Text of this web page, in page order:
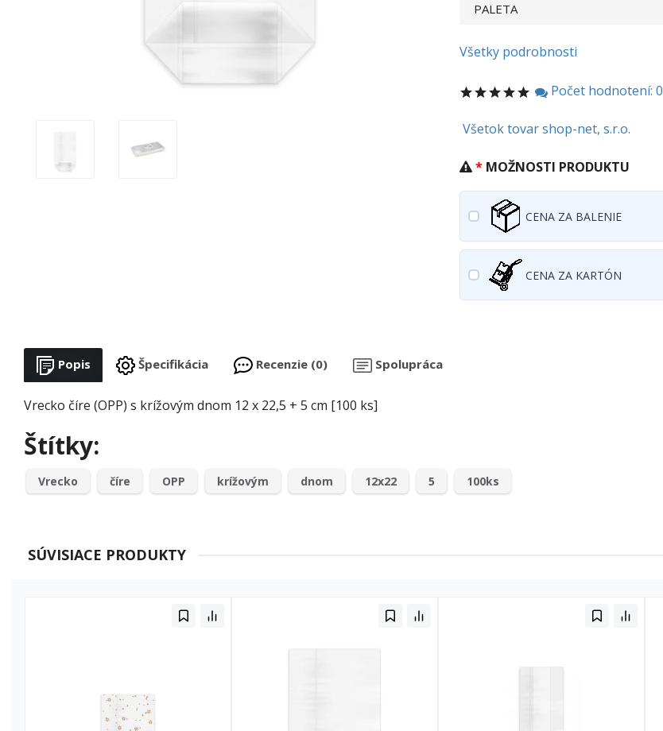
PALETA
Všetky podrobnosti
Počet hodnotení: 0
Všetok tovar shop-net, s.r.o.
MOŽNOSTI PRODUKTU
CENA ZA BALENIE
CENA ZA KARTÓN
Popis Špecifikácia Recenzie (0) Spolupráca
Vrecko číre (OPP) s krížovým dnom 12 x 22,5 + 5 cm [100 ks]
Štítky:
Vrecko číre OPP krížovým dnom 12x22 5 100ks
SÚVISIACE PRODUKTY